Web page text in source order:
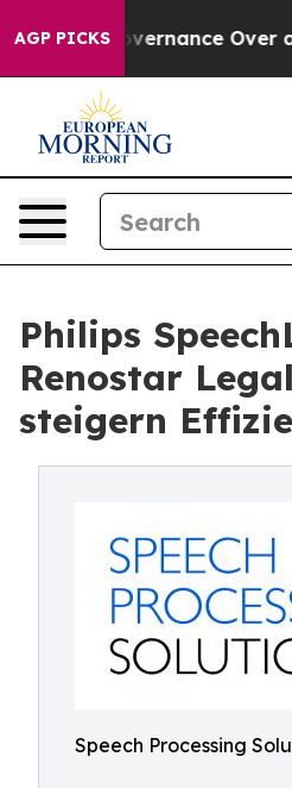
AGP PICKS
Self-Governance Over a
Philips
Renostar
steigern
Speech Processing